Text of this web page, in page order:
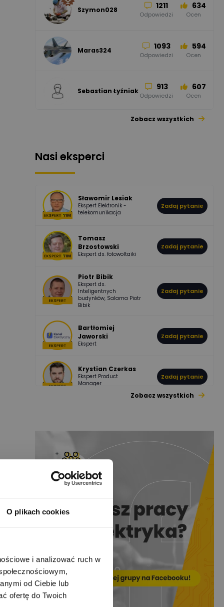
O plikach cookies
i analizować ruch w
od Ciebie lub
ofertę do Twoich
52 45
Szymon028 1211
Odpowiedzi
634
Ocen
Maras324 1093
Odpowiedzi
594
Ocen
Sebastian Łyźniak 913
Odpowiedzi
607
Ocen
Pawel02 955 374
boss 532 714
DawidZak 796
Odpowiedzi
244
Ocen
Zobacz wszystkich
Nasi eksperci
Sławomir Lesiak
Ekspert Elektronik -
telekomunikacja
Zadaj pytanie
Tomasz
Brzostowski
Ekspert ds. fotowoltaiki
Zadaj pytanie
Piotr Bibik
Ekspert ds.
Inteligentnych
budynków, Salama Piotr
Bibik
Zadaj pytanie
Bartłomiej
Jaworski
Ekspert
Zadaj pytanie
Krystian Czerkas
Ekspert Product
Manager
Zadaj pytanie
Redakcja
Ekspert ds. prądu Zadaj pytanie
Stelęgowski
Zadaj pytanie
EL-ROJ
Automatyk/Elektryk/Man
Zadaj pytanie
Mariusz Pajkowski Zadaj pytanie
Zobacz wszystkich